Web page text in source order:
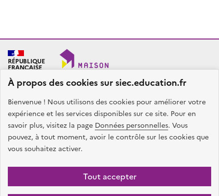
À propos des cookies sur siec.education.fr
Bienvenue ! Nous utilisons des cookies pour améliorer votre
expérience et les services disponibles sur ce site. Pour en
savoir plus, visitez la page Données personnelles. Vous
pouvez, à tout moment, avoir le contrôle sur les cookies que
vous souhaitez activer.
Tout accepter
RÉPUBLIQUE
FRANÇAISE
SIEC - Maison des examens
Académies de Créteil, Paris et Versailles
7, rue Ernest Renan
94749 ARCUEIL CEDEX
Nous contacter
facebook
x instagramlinkedin